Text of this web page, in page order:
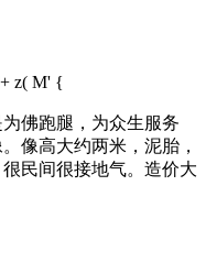
z( M' {
佛跑腿，为众生服务
像高大约两米，泥胎，
民间很接地气。造价大